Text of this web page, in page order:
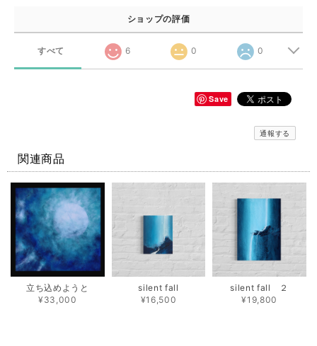
ショップの評価
すべて 6 0 0
Save
通報する
関連商品
立ち込めようと
¥33,000
silent fall
¥16,500
silent fall ２
¥19,800